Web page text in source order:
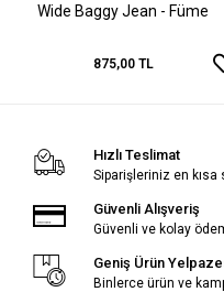
Wide Baggy Jean - Füme
875,00 TL
Hızlı Teslimat
Siparişleriniz en kısa
Güvenli Alışveriş
Güvenli ve kolay
Geniş Ürün
Binlerce ürün ve